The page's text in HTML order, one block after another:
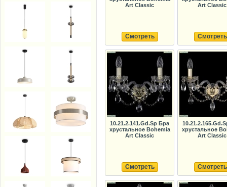
Art Classic
Смотреть
Art Classic
Смотреть
10.21.2.141.Gd.Sp Бра
хрустальное Bohemia
Art Classic
Смотреть
хрустальное
Art Classic
Смотреть